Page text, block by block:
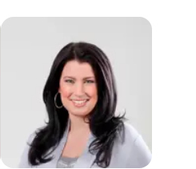
radio och stora liveevent.